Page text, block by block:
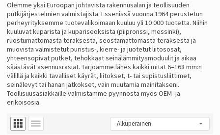
Olemme yksi Euroopan johtavista rakennusalan ja teollisuuden
putkijärjestelmien valmistajista. Essenissä vuonna 1964 perustetun
perheyrityksemme tuotevalikoimaan kuuluu yli 10 000 tuotetta. Niihin
kuuluvat kuparista ja kupariseoksista (piipronssi, messinki),
ruostumattomasta teräksestä, seostamattomasta teräksestä ja
muovista valmistetut puristus-, kierre- ja juotetut liitososat,
yhteensopivat putket, tehokkaat seinälämmitysmoduulit ja aikaa
säästävät asennusrasiat. Tarjoamme lähes kaikki mitat 6–168 mm:n
välillä ja kaikki tavalliset käyrät, liitokset, t- tai supistusliittimet,
seinälevyt tai hanan jatkokset, vain muutamia mainitakseni.
Teollisuusasiakkaille valmistamme pyynnöstä myös OEM- ja
erikoisosia.